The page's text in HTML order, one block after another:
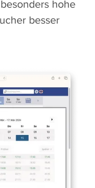
hohe
besser